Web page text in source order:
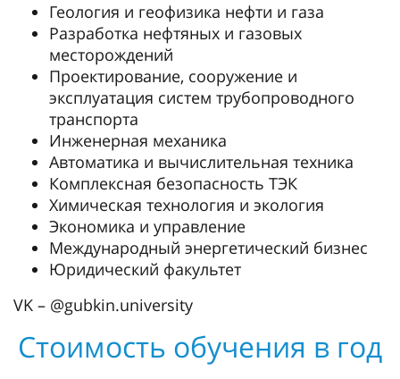
Геология и геофизика нефти и газа
Разработка нефтяных и газовых
месторождений
Проектирование, сооружение и
эксплуатация систем трубопроводного
транспорта
Инженерная механика
Автоматика и вычислительная техника
Комплексная безопасность ТЭК
Химическая технология и экология
Экономика и управление
Международный энергетический бизнес
Юридический факультет
VK – @gubkin.university
Стоимость обучения в год